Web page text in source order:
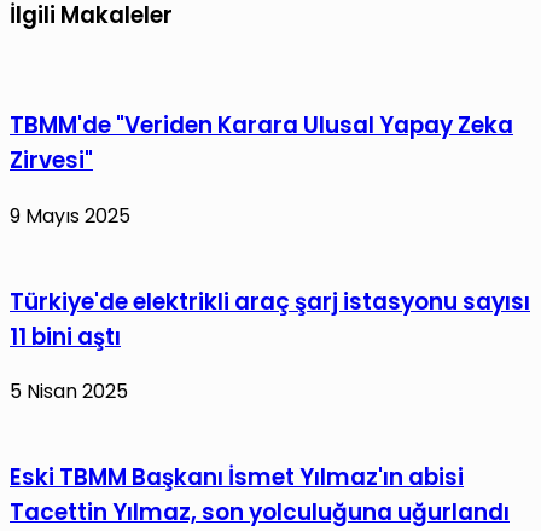
İlgili Makaleler
TBMM'de "Veriden Karara Ulusal Yapay Zeka
Zirvesi"
9 Mayıs 2025
Türkiye'de elektrikli araç şarj istasyonu sayısı
11 bini aştı
5 Nisan 2025
Eski TBMM Başkanı İsmet Yılmaz'ın abisi
Tacettin Yılmaz, son yolculuğuna uğurlandı